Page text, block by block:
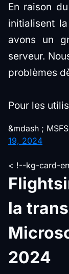
En raison
initialisent
avons un
serveur.
problèmes
Pour les
&mdash ;
19, 2024
< !--kg-card-
la
2024